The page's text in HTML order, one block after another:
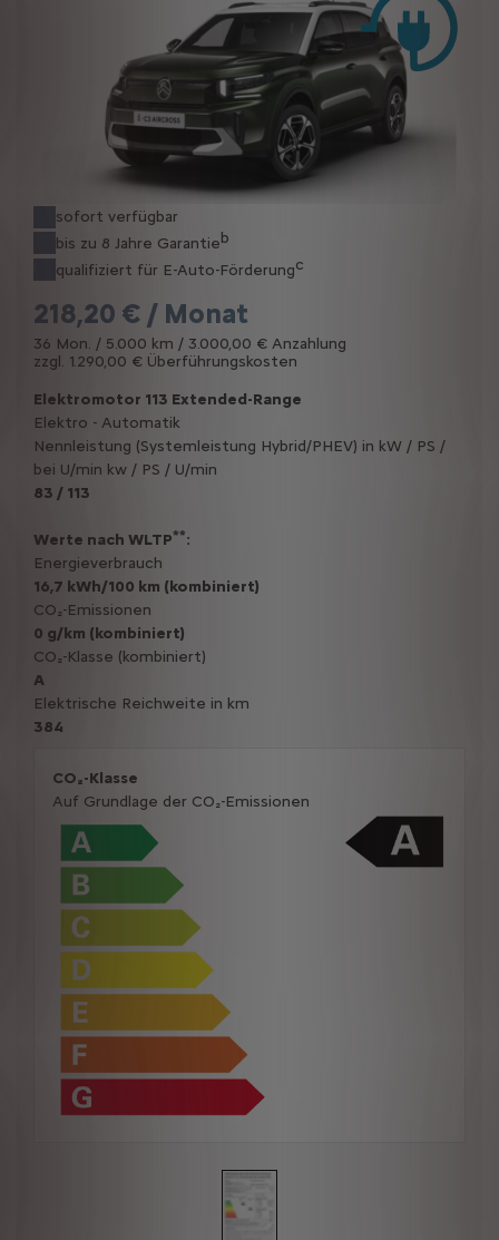
sofort verfügbar
bis zu 8 Jahre Garantieb
qualifiziert für E-Auto-Förderungc
218,20 € / Monat
36 Mon. / 5.000 km / 3.000,00 € Anzahlung
zzgl. 1.290,00 € Überführungskosten
Elektromotor 113 Extended-Range
Elektro - Automatik
Nennleistung (Systemleistung Hybrid/PHEV) in kW / PS /
bei U/min kw / PS / U/min
83 / 113
Werte nach WLTP**:
Energieverbrauch
16,7 kWh/100 km (kombiniert)
CO₂-Emissionen
0 g/km (kombiniert)
CO₂-Klasse (kombiniert)
A
Elektrische Reichweite in km
384
CO₂-Klasse
Auf Grundlage der CO₂-Emissionen